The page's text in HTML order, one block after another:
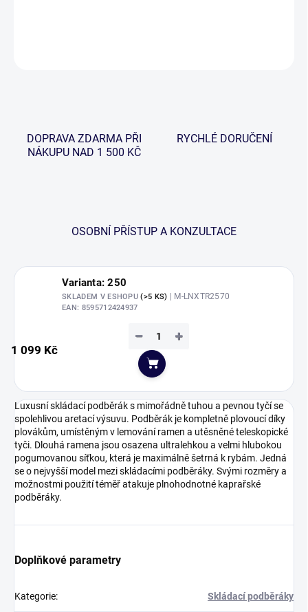
DOPRAVA ZDARMA PŘI
NÁKUPU NAD 1 500 KČ
RYCHLÉ DORUČENÍ
OSOBNÍ PŘÍSTUP A KONZULTACE
Varianta: 250
SKLADEM V ESHOPU(>5 KS) | M-LNXTR2570
EAN: 8595712424937
1 099 Kč
+
−
Do košíku
Luxusní skládací podběrák s mimořádně tuhou a pevnou tyčí se
spolehlivou aretací výsuvu. Podběrák je kompletně plovoucí díky
plovákům, umístěným v lemování ramen a utěsněné teleskopické
tyči. Dlouhá ramena jsou osazena ultralehkou a velmi hlubokou
pogumovanou síťkou, která je maximálně šetrná k rybám. Jedná
se o nejvyšší model mezi skládacími podběráky. Svými rozměry a
možnostmi použití téměř atakuje plnohodnotné kaprařské
podběráky.
Doplňkové parametry
Kategorie: Skládací podběráky